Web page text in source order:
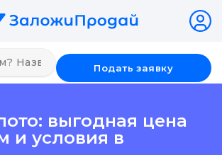
Подать заявку
выгодная цена
и условия в